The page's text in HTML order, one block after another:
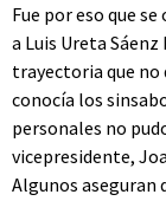
Fue por eso que
a Luis Ureta
trayectoria que no
conocía los
personales no
vicepresidente,
Algunos aseguran